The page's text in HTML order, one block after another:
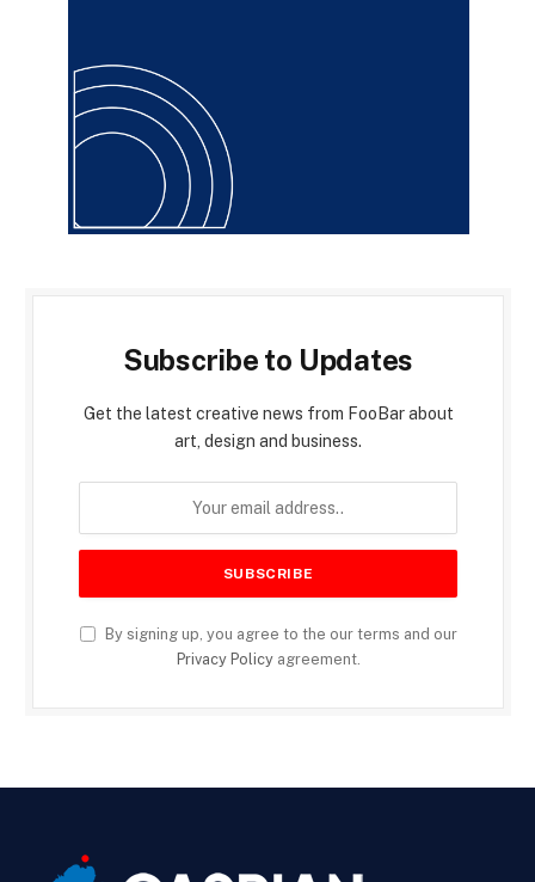
Subscribe to Updates
Get the latest creative news from FooBar about
art, design and business.
By signing up, you agree to the our terms and our
Privacy Policyagreement.